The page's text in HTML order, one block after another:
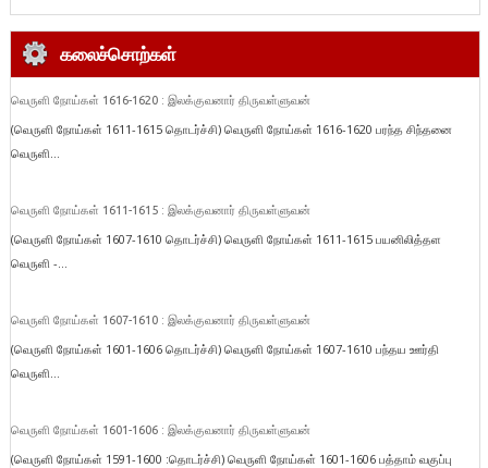
கலைச்சொற்கள்
வெருளி நோய்கள் 1616-1620 : இலக்குவனார் திருவள்ளுவன்
(வெருளி நோய்கள் 1611-1615 தொடர்ச்சி) வெருளி நோய்கள் 1616-1620 பரந்த சிந்தனை
வெருளி...
வெருளி நோய்கள் 1611-1615 : இலக்குவனார் திருவள்ளுவன்
(வெருளி நோய்கள் 1607-1610 தொடர்ச்சி) வெருளி நோய்கள் 1611-1615 பயனிலித்தள
வெருளி -...
வெருளி நோய்கள் 1607-1610 : இலக்குவனார் திருவள்ளுவன்
(வெருளி நோய்கள் 1601-1606 தொடர்ச்சி) வெருளி நோய்கள் 1607-1610 பந்தய ஊர்தி
வெருளி...
வெருளி நோய்கள் 1601-1606 : இலக்குவனார் திருவள்ளுவன்
(வெருளி நோய்கள் 1591-1600 :தொடர்ச்சி) வெருளி நோய்கள் 1601-1606 பத்தாம் வகுப்பு